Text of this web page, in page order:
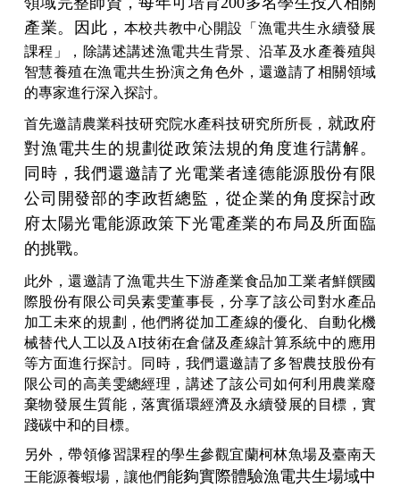
產業。
因此， 本校共教中心開設「漁電共生永續發展
課程」，除講述講述漁電共生背景、沿革及水產養殖與
智慧養殖在漁電共生扮演之角色外，還邀請了相關領域
的專家進行深入探討。
首先邀請農業科技研究院水產科技研究所所長， 就政府
對漁電共生的規劃從政策法規的角度進行講解。
同時，我們還邀請了光電業者達德能源股份有限
公司開發部的李政哲總監，從企業的角度探討政
府太陽光電能源政策下光電產業的布局及所面臨
的挑戰。
此外，還邀請了漁電共生下游產業食品加工業者鮮饌國
際股份有限公司吳素雯董事長，分享了該公司對水產品
加工未來的規劃，他們將從加工產線的優化、自動化機
械替代人工以及AI技術在倉儲及產線計算系統中的應用
等方面進行探討。同時，我們還邀請了多智農技股份有
限公司的高美雯總經理，講述了該公司如何利用農業廢
棄物發展生質能，落實循環經濟及永續發展的目標，實
踐碳中和的目標。
另外，帶領修習課程的學生參觀宜蘭柯林魚場及臺南天
王能源養蝦場，讓他們能夠實際體驗漁電共生場域中